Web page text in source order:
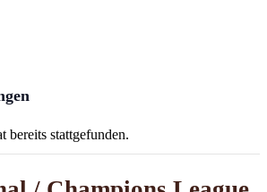
bereits stattgefunden.